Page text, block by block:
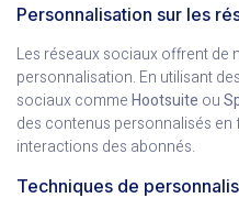
Personnalisation sur les
Les réseaux sociaux offrent de
personnalisation. En utilisant
sociaux commeHootsuite ou
des contenus personnalisés
interactions des abonnés.
Techniques de